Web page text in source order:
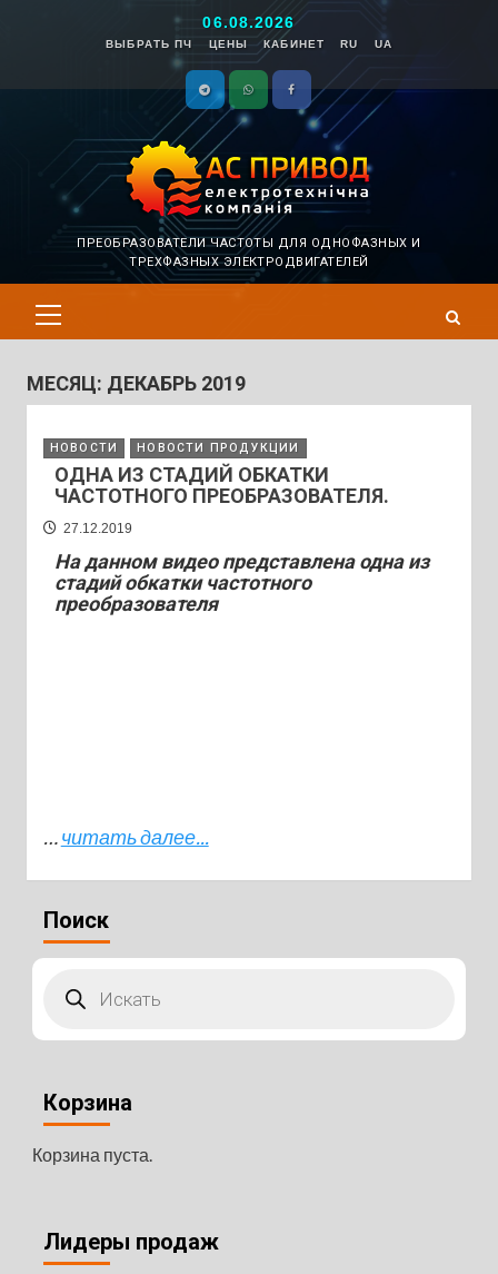
06.08.2026
ВЫБРАТЬ ПЧ ЦЕНЫ КАБИНЕТ RU UA
TELEGRAMMWHATSAPPFACEBOOK
ПРЕОБРАЗОВАТЕЛИ ЧАСТОТЫ ДЛЯ ОДНОФАЗНЫХ И
ТРЕХФАЗНЫХ ЭЛЕКТРОДВИГАТЕЛЕЙ
меню
МЕСЯЦ: ДЕКАБРЬ 2019
НОВОСТИ НОВОСТИ ПРОДУКЦИИ
ОДНА ИЗ СТАДИЙ ОБКАТКИ
ЧАСТОТНОГО ПРЕОБРАЗОВАТЕЛЯ.
27.12.2019
На данном видео представлена одна из
стадий обкатки частотного
преобразователя
…читать далее...
Поиск
товаров
Корзина
Корзина пуста.
Лидеры продаж